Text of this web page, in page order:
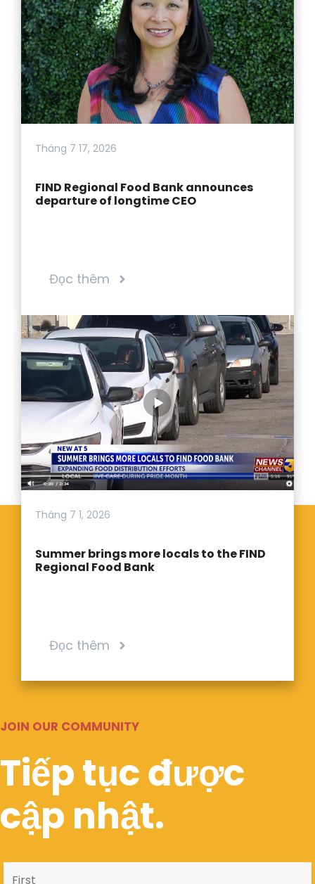
Tháng 7 17, 2026
FIND Regional Food Bank announces
departure of longtime CEO
Đọc thêm
Tháng 7 1, 2026
Summer brings more locals to the FIND
Regional Food Bank
Đọc thêm
JOIN OUR COMMUNITY
Tiếp tục được
cập nhật.